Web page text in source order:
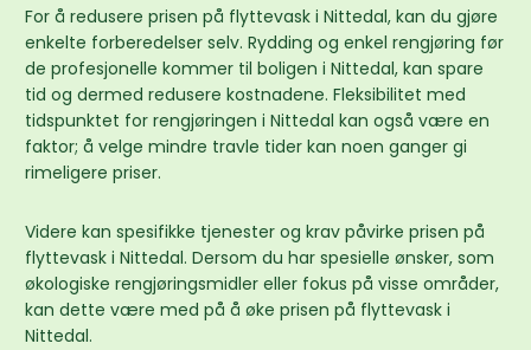
For å redusere prisen på flyttevask i Nittedal, kan du gjøre
enkelte forberedelser selv. Rydding og enkel rengjøring før
de profesjonelle kommer til boligen i Nittedal, kan spare
tid og dermed redusere kostnadene. Fleksibilitet med
tidspunktet for rengjøringen i Nittedal kan også være en
faktor; å velge mindre travle tider kan noen ganger gi
rimeligere priser.
Videre kan spesifikke tjenester og krav påvirke prisen på
flyttevask i Nittedal. Dersom du har spesielle ønsker, som
økologiske rengjøringsmidler eller fokus på visse områder,
kan dette være med på å øke prisen på flyttevask i
Nittedal.